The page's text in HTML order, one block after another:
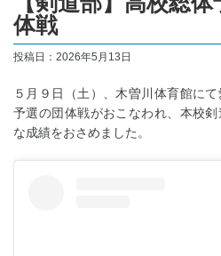
体戦
投稿日： 2026年5月13日
５月９日（土）、木曽川体育館に
予選の団体戦がおこなわれ、本校
な成績をおさめました。